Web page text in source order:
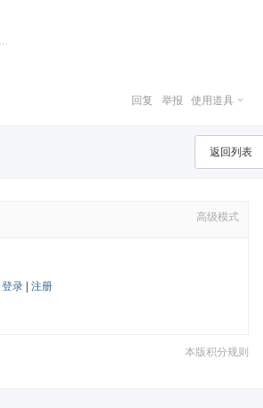
举报 使用道具
回复
返回列表
高级模式
登录 注册
本版积分规则